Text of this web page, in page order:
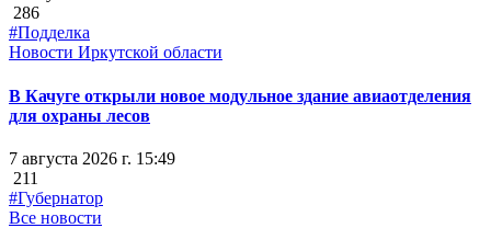
286
#Подделка
Новости Иркутской области
В Качуге открыли новое модульное здание авиаотделения
для охраны лесов
7 августа 2026 г. 15:49
211
#Губернатор
Все новости